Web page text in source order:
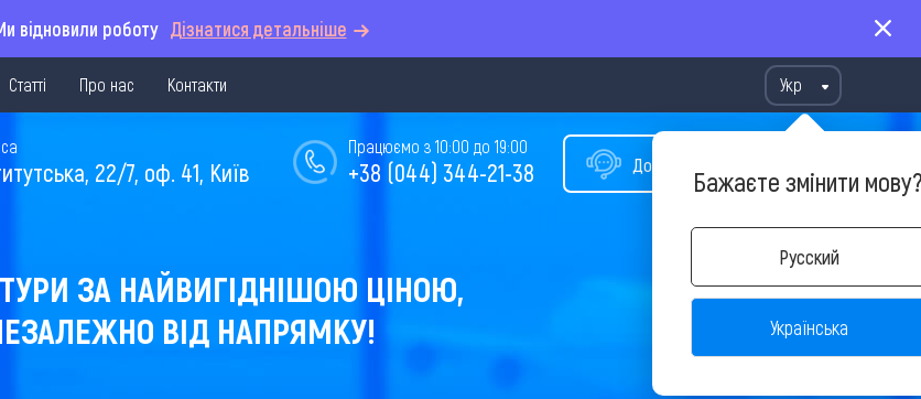
відновили роботу Дізнатися детальніше
Статті Про нас Контакти Укр
Бажаєте змінити
Русский
Українська
Допомога у виборі туру
Працюємо з 10:00 до 19:00
+38 (044) 344-21-38
22/7, оф. 41, Київ
ТУРИ ЗА НАЙВИГІДНІШОЮ ЦІНОЮ,
ВІД НАПРЯМКУ!